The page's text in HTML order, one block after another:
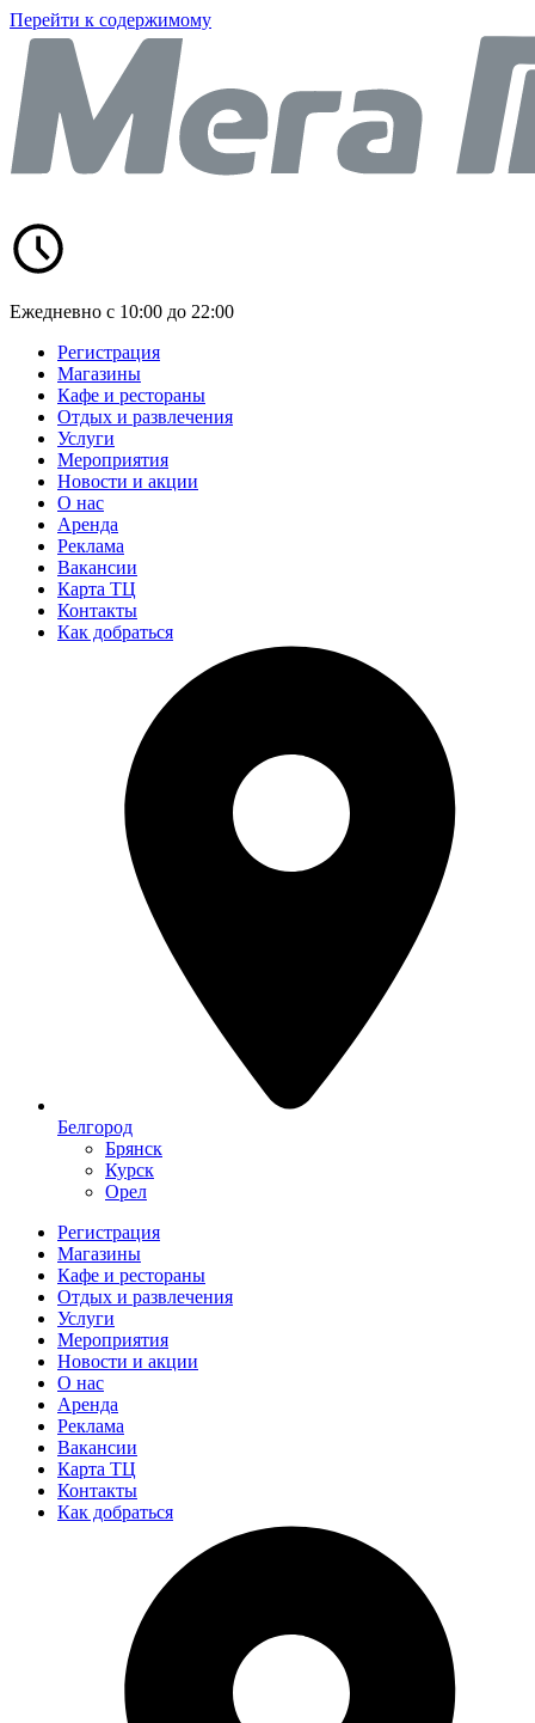
Перейти к содержимому
Ежедневно с 10:00 до 22:00
Регистрация
Магазины
Кафе и рестораны
Отдых и развлечения
Услуги
Мероприятия
Новости и акции
О нас
Аренда
Реклама
Вакансии
Карта ТЦ
Контакты
Как добраться
Белгород
Брянск
Курск
Орел
Регистрация
Магазины
Кафе и рестораны
Отдых и развлечения
Услуги
Мероприятия
Новости и акции
О нас
Аренда
Реклама
Вакансии
Карта ТЦ
Контакты
Как добраться